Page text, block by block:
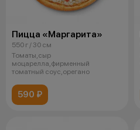
Пицца «Маргарита»
550 г / 30 см
Томаты,сыр
моцарелла,фирменный
томатный соус,орегано
590 ₽